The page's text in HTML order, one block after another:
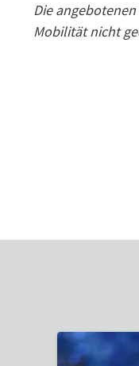
Die
Mobilität nicht